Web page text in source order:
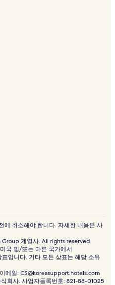
에 취소해야 합니다. 자세한 내용은 사
계열사. All rights reserved.
국 및/또는 다른 국가에서
입니다. 기타 모든 상표는 해당 소유
메일: CS@koreasupport.hotels.com
회사. 사업자등록번호: 821-88-01025